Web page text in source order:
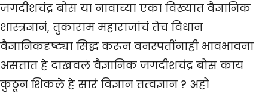
जगदीशचंद्र बोस या नावाच्या एका विख्यात वैज्ञानिक
शास्त्रज्ञानं, तुकाराम महाराजांचं तेच विधान
वैज्ञानिकदृष्ट्या सिद्ध करून वनस्पतींनाही भावभावना
असतात हे दाखवलं वैज्ञानिक जगदीशचंद्र बोस काय
कुठून शिकले हे सारं विज्ञान तत्वज्ञान ? अहो